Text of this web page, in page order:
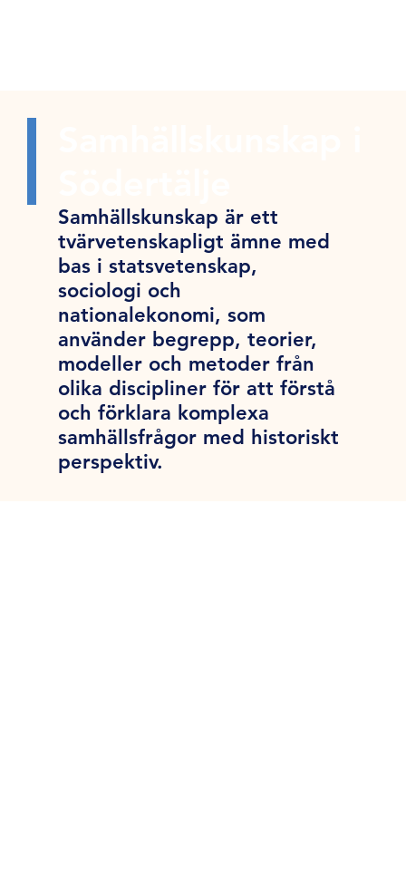
Samhällskunskap är ett
tvärvetenskapligt ämne med
bas i statsvetenskap,
sociologi och
nationalekonomi, som
använder begrepp, teorier,
modeller och metoder från
olika discipliner för att förstå
och förklara komplexa
samhällsfrågor med historiskt
perspektiv.